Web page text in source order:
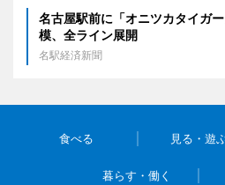
名古屋駅前に「オニツカタイガ
模、全ライン展開
名駅経済新聞
食べる 見る・遊
暮らす・働く